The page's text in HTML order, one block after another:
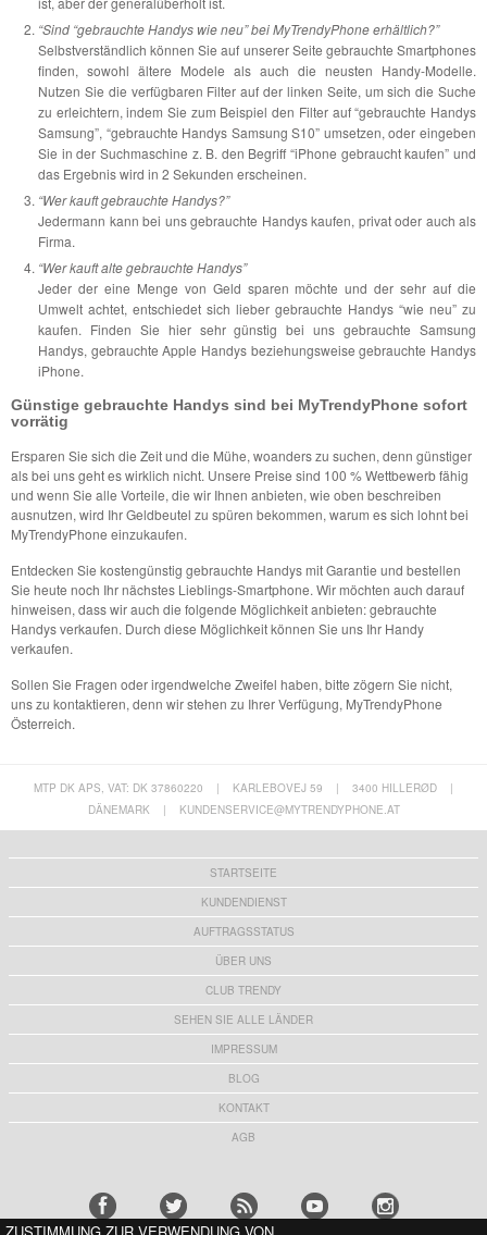
“Sind “gebrauchte Handys wie neu” bei MyTrendyPhone erhältlich?”
Selbstverständlich können Sie auf unserer Seite gebrauchte Smartphones
finden, sowohl ältere Modele als auch die neusten Handy-Modelle.
Nutzen Sie die verfügbaren Filter auf der linken Seite, um sich die Suche
zu erleichtern, indem Sie zum Beispiel den Filter auf “gebrauchte Handys
Samsung”, “gebrauchte Handys Samsung S10” umsetzen, oder eingeben
Sie in der Suchmaschine z. B. den Begriff “iPhone gebraucht kaufen” und
das Ergebnis wird in 2 Sekunden erscheinen.
“Wer kauft gebrauchte Handys?”
Jedermann kann bei uns gebrauchte Handys kaufen, privat oder auch als
Firma.
“Wer kauft alte gebrauchte Handys”
Jeder der eine Menge von Geld sparen möchte und der sehr auf die
Umwelt achtet, entschiedet sich lieber gebrauchte Handys “wie neu” zu
kaufen. Finden Sie hier sehr günstig bei uns gebrauchte Samsung
Handys, gebrauchte Apple Handys beziehungsweise gebrauchte Handys
iPhone.
Günstige gebrauchte Handys sind bei MyTrendyPhone sofort
vorrätig
Ersparen Sie sich die Zeit und die Mühe, woanders zu suchen, denn günstiger
als bei uns geht es wirklich nicht. Unsere Preise sind 100 % Wettbewerb fähig
und wenn Sie alle Vorteile, die wir Ihnen anbieten, wie oben beschreiben
ausnutzen, wird Ihr Geldbeutel zu spüren bekommen, warum es sich lohnt bei
MyTrendyPhone einzukaufen.
Entdecken Sie kostengünstig gebrauchte Handys mit Garantie und bestellen
Sie heute noch Ihr nächstes Lieblings-Smartphone. Wir möchten auch darauf
hinweisen, dass wir auch die folgende Möglichkeit anbieten: gebrauchte
Handys verkaufen. Durch diese Möglichkeit können Sie uns Ihr Handy
verkaufen.
Sollen Sie Fragen oder irgendwelche Zweifel haben, bitte zögern Sie nicht,
uns zu kontaktieren, denn wir stehen zu Ihrer Verfügung, MyTrendyPhone
Österreich.
MTP DK APS, VAT: DK 37860220 | KARLEBOVEJ 59 | 3400 HILLERØD
|
DÄNEMARK
| KUNDENSERVICE@MYTRENDYPHONE.AT
STARTSEITE
KUNDENDIENST
AUFTRAGSSTATUS
ÜBER UNS
CLUB TRENDY
SEHEN SIE ALLE LÄNDER
IMPRESSUM
BLOG
KONTAKT
AGB